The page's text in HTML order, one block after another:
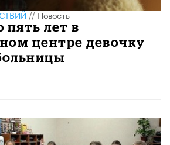
//Новость
лет в
центре девочку